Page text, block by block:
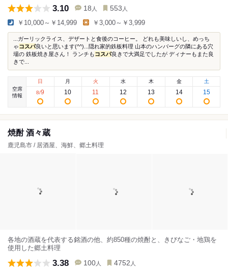
3.10 18 人 553 人
￥10,000～￥14,999 ￥3,000～￥3,999
...ガーリックライス、デザートと食後のコーヒー。 どれも美味しいし、めっち
ゃコスパ良いと思います(^^)...隠れ家的鉄板料理 山本のハンバーグの隣にある穴
場の 鉄板焼き屋さん！ ランチもコスパ良きで大満足でしたが ディナーもまた良
きで...
空席
情報
日
8/9
月
10
火
11
水
12
木
13
金
14
土
15
焼酎 酒々蔵
鹿児島市 / 居酒屋、海鮮、郷土料理
各地の酒蔵を代表する銘酒の他、約850種の焼酎と、きびなご・地鶏を
使用した郷土料理
3.38 100 人 4752 人